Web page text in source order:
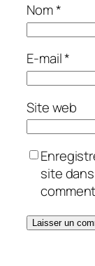
Nom*
E-mail*
Site web
site